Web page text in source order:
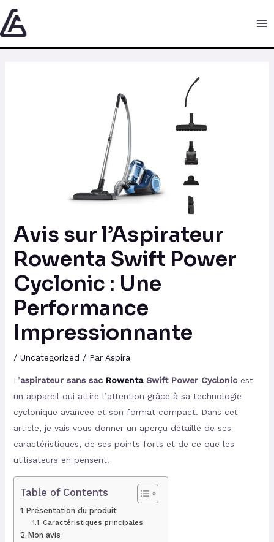
Aller
au
contenu
Avis sur l’Aspirateur
Rowenta Swift Power
Cyclonic : Une
Performance
Impressionnante
/ Uncategorized / Par Aspira
L’aspirateur sans sac RowentaSwift Power Cyclonicest
un appareil qui attire l’attention grâce à sa technologie
cyclonique avancée et son format compact. Dans cet
article, je vais vous donner un aperçu détaillé de ses
caractéristiques, de ses points forts et de ce que les
utilisateurs en pensent.
Table of Contents
Présentation du produit
Caractéristiques principales
Mon avis